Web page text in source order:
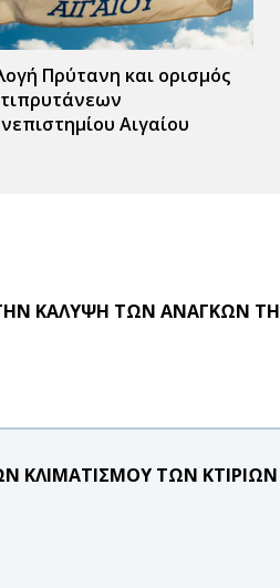
Πρύτανη και ορισμός
Αιγαίου
ΚΑΛΥΨΗ ΤΩΝ ΑΝΑΓΚΩΝ
ΚΛΙΜΑΤΙΣΜΟΥ ΤΩΝ